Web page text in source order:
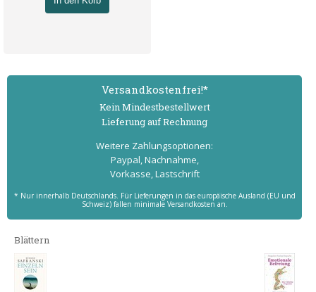
Versand­kostenfrei!*
Kein Mindest­bestell­wert
Lieferung auf Rechnung
Weitere Zahlungs­optionen:
Paypal, Nachnahme,
Vorkasse, Lastschrift
* Nur innerhalb Deutschlands. Für Lieferungen in das europäische Ausland (EU und
Schweiz) fallen minimale Versandkosten an.
Blättern